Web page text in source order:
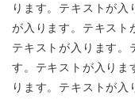
ります。テキストが入
が入ります。テキスト
テキストが入ります。
す。テキストが入りま
ります。テキストが入